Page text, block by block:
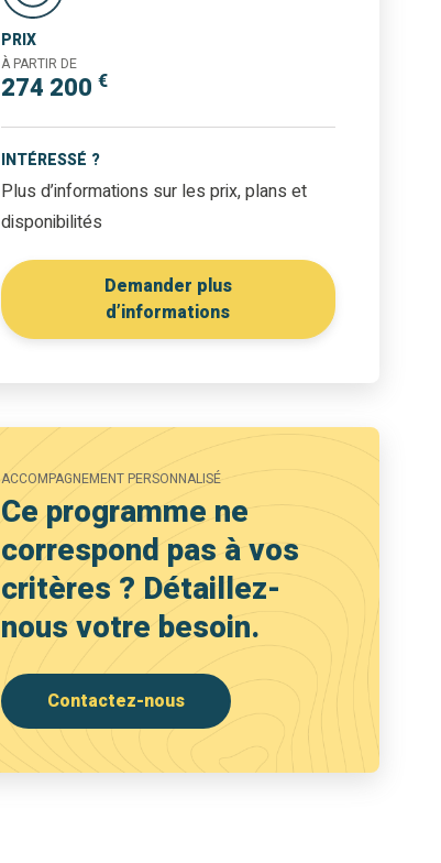
PRIX
À PARTIR DE
274 200 €
INTÉRESSÉ ?
Plus d’informations sur les prix, plans et
disponibilités
Demander plus
d’informations
ACCOMPAGNEMENT PERSONNALISÉ
Ce programme ne
correspond pas à vos
critères ? Détaillez-
nous votre besoin.
Contactez-nous